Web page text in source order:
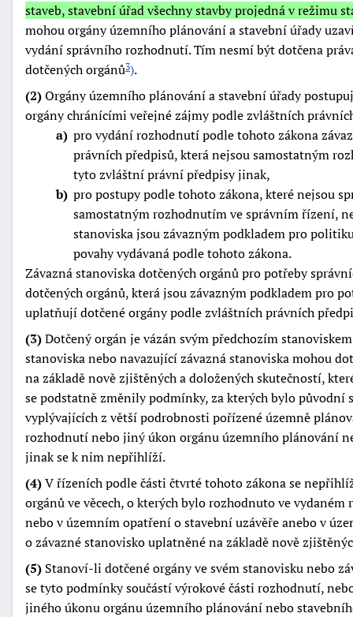
staveb, stavební úřad všechny stavby projedná v režimu
mohou orgány územního plánování a stavební úřady
vydání správního rozhodnutí. Tím nesmí být dotčena
dotčených orgánů3).
(2)Orgány územního plánování a stavební úřady
orgány chránícími veřejné zájmy podle zvláštních
a pro vydání rozhodnutí podle tohoto zákona
právních předpisů, která nejsou samostatným
tyto zvláštní právní předpisy jinak,
b pro postupy podle tohoto zákona, které nejsou
samostatným rozhodnutím ve správním řízení,
stanoviska jsou závazným podkladem pro
povahy vydávaná podle tohoto zákona.
Závazná stanoviska dotčených orgánů pro potřeby
dotčených orgánů, která jsou závazným podkladem pro
uplatňují dotčené orgány podle zvláštních právních
(3)Dotčený orgán je vázán svým předchozím
stanoviska nebo navazující závazná stanoviska mohou
na základě nově zjištěných a doložených skutečností,
se podstatně změnily podmínky, za kterých bylo původní
vyplývajících z větší podrobnosti pořízené územně
rozhodnutí nebo jiný úkon orgánu územního plánování
jinak se k nim nepřihlíží.
(4)V řízeních podle části čtvrté tohoto zákona se
orgánů ve věcech, o kterých bylo rozhodnuto ve
nebo v územním opatření o stavební uzávěře anebo v
o závazné stanovisko uplatněné na základě nově
(5) Stanoví-li dotčené orgány ve svém stanovisku nebo
se tyto podmínky součástí výrokové části rozhodnutí,
jiného úkonu orgánu územního plánování nebo